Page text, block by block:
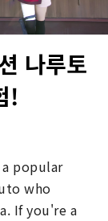
나루토
!
popular
who
If you're a